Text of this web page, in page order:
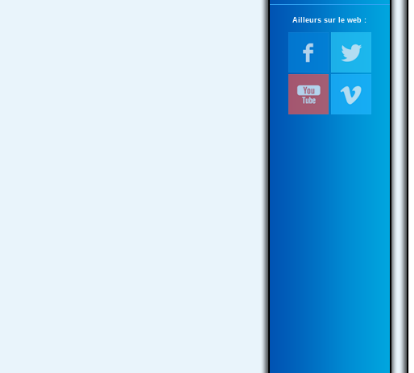
Ailleurs sur le web :